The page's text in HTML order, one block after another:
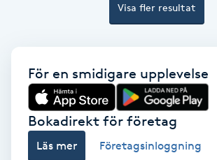
Tuina-massage
Taktil massage
Visa fler resultat
För en smidigare upplevelse
Bokadirekt för företag
Läs mer Företagsinloggning